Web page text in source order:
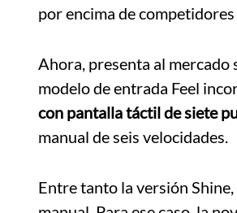
por encima de
Ahora, presenta al mercado
modelo de entrada Feel
con pantalla táctil de siete
manual de seis velocidades.
Entre tanto la versión